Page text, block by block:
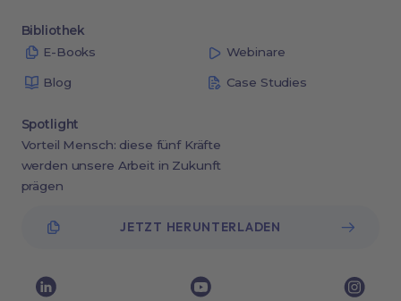
Bibliothek
E-Books
Webinare
Blog Case Studies
Spotlight
Vorteil Mensch: diese fünf Kräfte
werden unsere Arbeit in Zukunft
prägen
JETZT HERUNTERLADEN